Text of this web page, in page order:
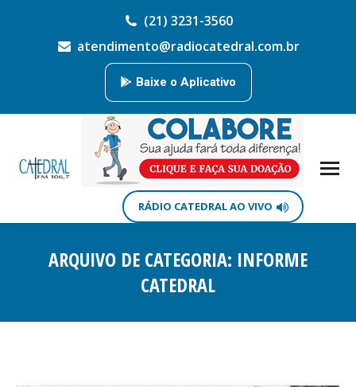
(21) 3231-3560
atendimento@radiocatedral.com.br
Baixe o Aplicativo
RÁDIO CATEDRAL AO VIVO
ARQUIVO DE CATEGORIA: INFORME
CATEDRAL